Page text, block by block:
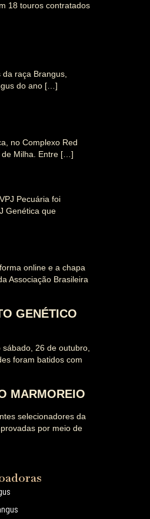
18 touros contratados
raça Brangus,
do ano […]
no Complexo Red
de Milha. Entre […]
Pecuária foi
Genética que
online e a chapa
Associação Brasileira
GENÉTICO
26 de outubro,
foram batidos com
MARMOREIO
selecionadores da
por meio de